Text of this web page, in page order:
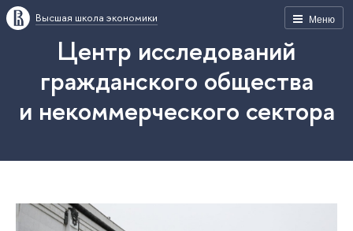
Меню
Высшая школа экономики
Центр исследований
гражданского общества
и некоммерческого сектора